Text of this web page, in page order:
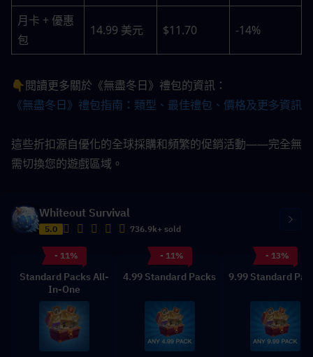
月卡 + 優惠
包
14.99 美元 $11.70 -14%
👇閱讀更多關於《無盡冬日》禮包的資訊：
《無盡冬日》禮包指南：類型、最佳禮包、價格及更多資訊
這些折扣源自優化的全球採購和頻繁的促銷活動——完全無
需切換您的遊戲區域。
Whiteout Survival
5.0 736.9k+ sold
- 11%
Standard Packs All-
In-One
- 11%
4.99 Standard Packs
- 13%
9.99 Standard